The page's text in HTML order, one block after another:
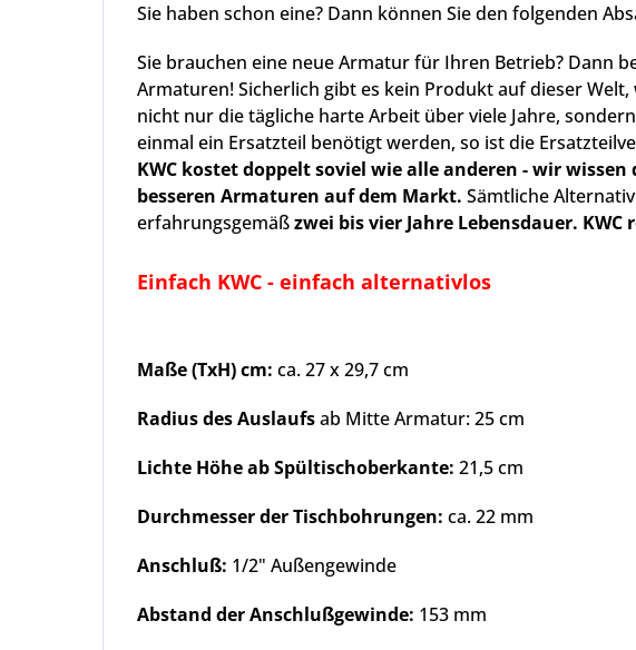
Sie haben schon eine? Dann können Sie den folgenden
Sie brauchen eine neue Armatur für Ihren Betrieb? Dann
Armaturen! Sicherlich gibt es kein Produkt auf dieser
nicht nur die tägliche harte Arbeit über viele Jahre,
einmal ein Ersatzteil benötigt werden, so ist die
KWC kostet doppelt soviel wie alle anderen - wir wissen
besseren Armaturen auf dem Markt. Sämtliche
erfahrungsgemäßzwei bis vier Jahre Lebensdauer.
Einfach KWC - einfach alternativlos
Maße (TxH) cm: ca. 27 x 29,7 cm
Radius des Auslaufsab Mitte Armatur: 25 cm
Lichte Höhe ab Spültischoberkante: 21,5 cm
Durchmesser der Tischbohrungen: ca. 22 mm
Anschluß: 1/2" Außengewinde
Abstand der Anschlußgewinde: 153 mm